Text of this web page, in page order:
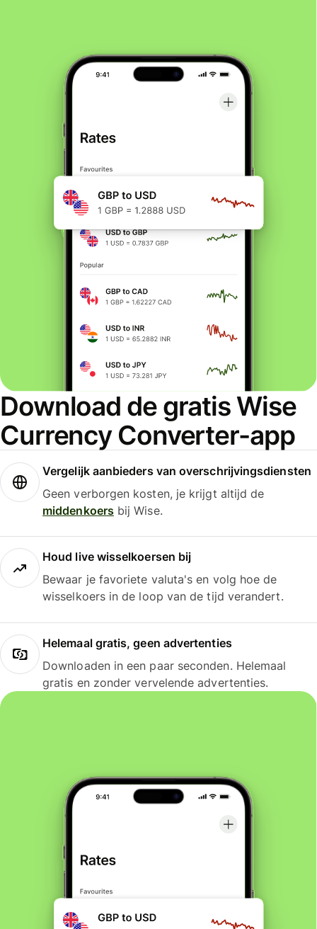
Download de gratis Wise
Currency Converter-app
Vergelijk aanbieders van overschrijvingsdiensten
Geen verborgen kosten, je krijgt altijd de
middenkoersbij Wise.
Houd live wisselkoersen bij
Bewaar je favoriete valuta's en volg hoe de
wisselkoers in de loop van de tijd verandert.
Helemaal gratis, geen advertenties
Downloaden in een paar seconden. Helemaal
gratis en zonder vervelende advertenties.